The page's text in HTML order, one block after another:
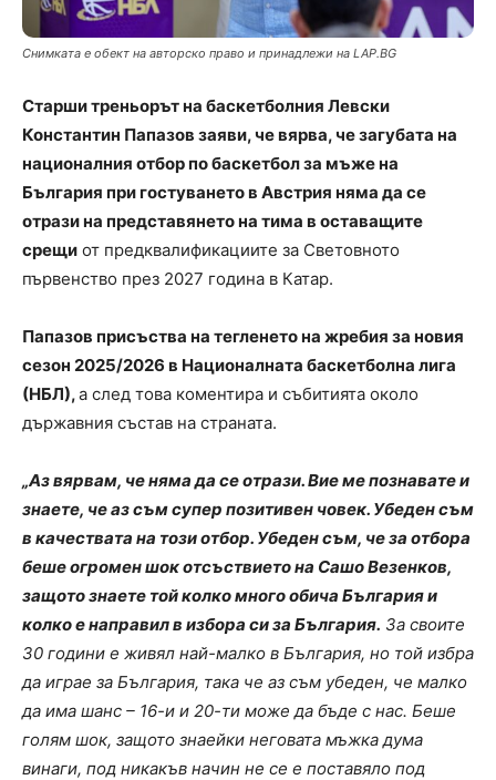
Снимката е обект на авторско право и принадлежи на LAP.BG
Старши треньорът на баскетболния Левски
Константин Папазов заяви, че вярва, че загубата на
националния отбор по баскетбол за мъже на
България при гостуването в Австрия няма да се
отрази на представянето на тима в оставащите
срещи от предквалификациите за Световното
първенство през 2027 година в Катар.
Папазов присъства на тегленето на жребия за новия
сезон 2025/2026 в Националната баскетболна лига
(НБЛ),а след това коментира и събитията около
държавния състав на страната.
„Аз вярвам, че няма да се отрази. Вие ме познавате и
знаете, че аз съм супер позитивен човек. Убеден съм
в качествата на този отбор. Убеден съм, че за отбора
беше огромен шок отсъствието на Сашо Везенков,
защото знаете той колко много обича България и
колко е направил в избора си за България. За своите
30 години е живял най-малко в България, но той избра
да играе за България, така че аз съм убеден, че малко
да има шанс – 16-и и 20-ти може да бъде с нас. Беше
голям шок, защото знаейки неговата мъжка дума
винаги, под никакъв начин не се е поставяло под